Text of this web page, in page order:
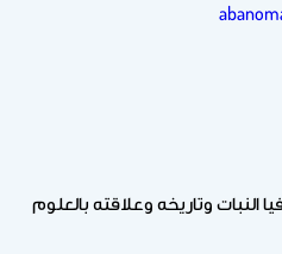
وتاريخه وعلاقته بالعلوم